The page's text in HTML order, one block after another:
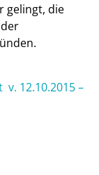
gelingt, die
12.10.2015 –